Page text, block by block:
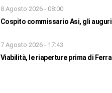
8 Agosto 2026 - 08:00
Cospito commissario Asi, gli
7 Agosto 2026 - 17:43
Viabilità, le riaperture prima di